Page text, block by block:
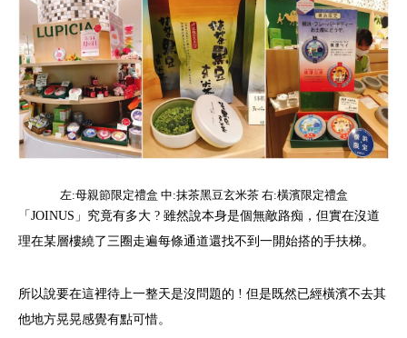
左:母親節限定禮盒 中:抹茶黑豆玄米茶 右:橫濱限定禮盒
「JOINUS」究竟有多大 ? 雖然說本身是個無敵路痴，但實在沒道
理在某層樓繞了三圈走遍每條通道還找不到一開始搭的手扶梯。
所以說要在這裡待上一整天是沒問題的 ! 但是既然已經橫濱不去其
他地方晃晃感覺有點可惜。